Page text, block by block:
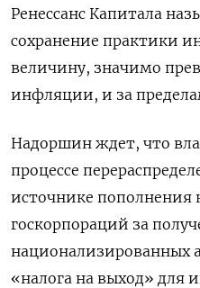
Ренессанс Капитала
сохранение практики
величину, значимо
инфляции, и за
Надоршин ждет, что
процессе
источнике пополнения
госкорпораций за
национализированных
«налога на выход» для